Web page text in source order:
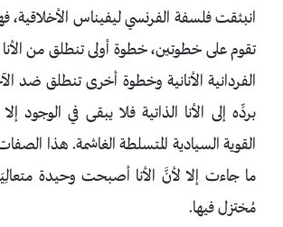
انبثقت فلسفة الفرنسي ليفيناس الأخلاقية،
تقوم على خطوتين، خطوة أولى تنطلق من الأنا
الفردانية الأنانية وخطوة أخرى تنطلق ضد
بردِّه إلى الأنا الذاتية فلا يبقى في الوجود
القوية السيادية المتسلطة الغاشمة. هذا
ما جاءت إلا لأنَّ الأنا أصبحت وحيدة
مُختزل فيها.